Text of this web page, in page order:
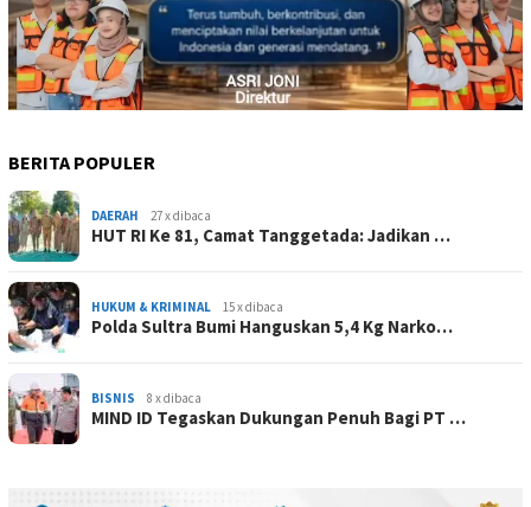
BERITA POPULER
DAERAH 27 x dibaca
HUT RI Ke 81, Camat Tanggetada: Jadikan …
HUKUM & KRIMINAL 15 x dibaca
Polda Sultra Bumi Hanguskan 5,4 Kg Narko…
BISNIS 8 x dibaca
MIND ID Tegaskan Dukungan Penuh Bagi PT …